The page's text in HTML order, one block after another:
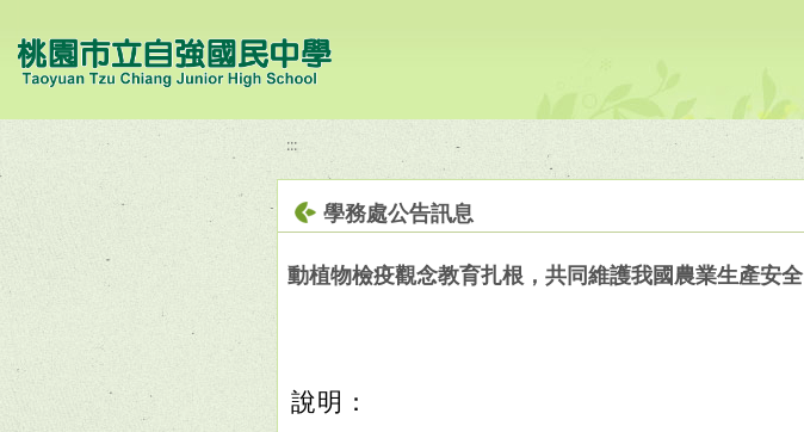
:::
學務處公告訊息
動植物檢疫觀念教育扎根，共同維護我國農業生產安全
說明：